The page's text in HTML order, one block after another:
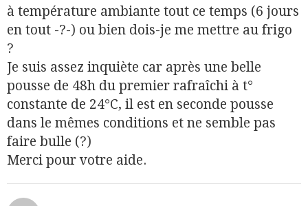
à température ambiante tout ce temps (6 jours
en tout -?-) ou bien dois-je me mettre au frigo
?
Je suis assez inquiète car après une belle
pousse de 48h du premier rafraîchi à t°
constante de 24°C, il est en seconde pousse
dans le mêmes conditions et ne semble pas
faire bulle (?)
Merci pour votre aide.